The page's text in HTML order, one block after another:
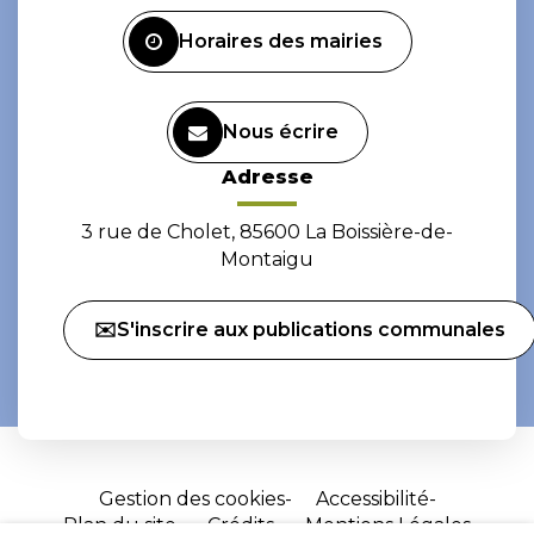
Horaires des mairies
Nous écrire
Adresse
3 rue de Cholet, 85600 La Boissière-de-
Montaigu
✉️S'inscrire aux publications communales
Gestion des cookies
Accessibilité
Plan du site
Crédits Mentions Légales